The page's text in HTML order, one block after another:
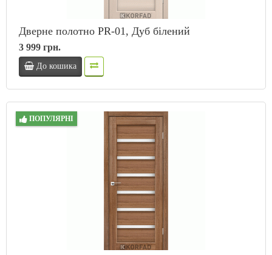
Дверне полотно PR-01, Дуб білений
3 999 грн.
До кошика
ПОПУЛЯРНІ